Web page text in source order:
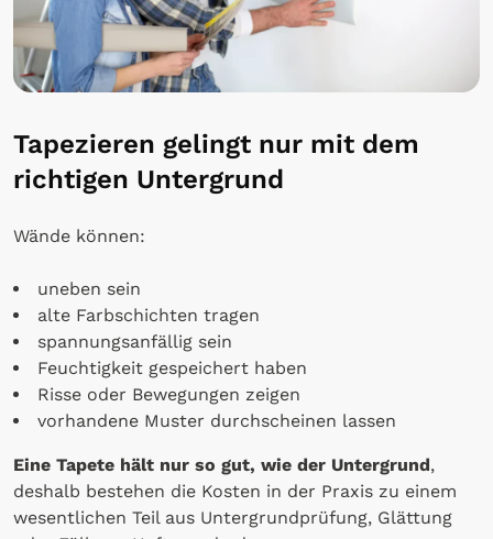
Tapezieren gelingt nur mit dem
richtigen Untergrund
Wände können:
uneben sein
alte Farbschichten tragen
spannungsanfällig sein
Feuchtigkeit gespeichert haben
Risse oder Bewegungen zeigen
vorhandene Muster durchscheinen lassen
Eine Tapete hält nur so gut, wie der Untergrund,
deshalb bestehen die Kosten in der Praxis zu einem
wesentlichen Teil aus Untergrundprüfung, Glättung